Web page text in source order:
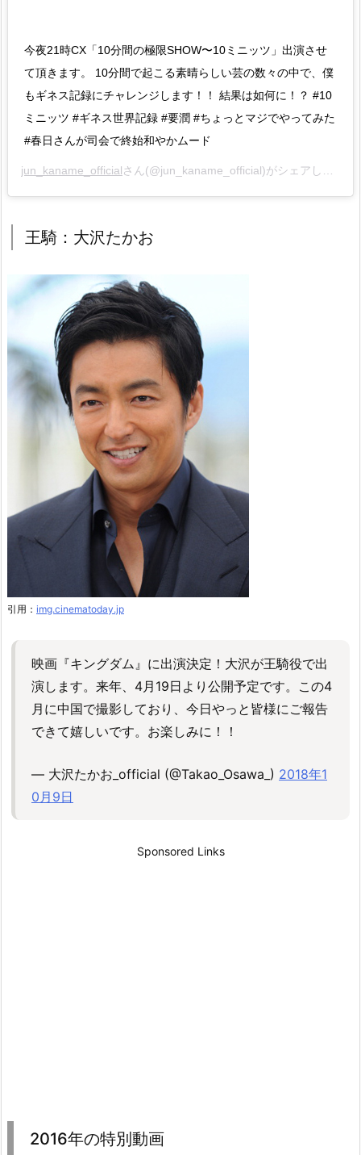
今夜21時CX「10分間の極限SHOW〜10ミニッツ」出演させ
て頂きます。 10分間で起こる素晴らしい芸の数々の中で、僕
もギネス記録にチャレンジします！！ 結果は如何に！？ #10
ミニッツ #ギネス世界記録 #要潤 #ちょっとマジでやってみた
#春日さんが司会で終始和やかムード
jun_kaname_officialさん(@jun_kaname_official)がシェアした投稿 –
王騎：大沢たかお
引用： img.cinematoday.jp
映画『キングダム』に出演決定！大沢が王騎役で出
演します。来年、4月19日より公開予定です。この4
月に中国で撮影しており、今日やっと皆様にご報告
できて嬉しいです。お楽しみに！！
— 大沢たかお_official (@Takao_Osawa_) 2018年1
0月9日
Sponsored Links
2016年の特別動画